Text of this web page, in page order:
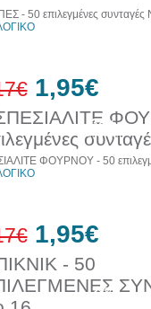
38%
- 50 επιλεγμένες συνταγές
1,95€
38%
ΦΟΥΡΝΟΥ - 50
1,95€